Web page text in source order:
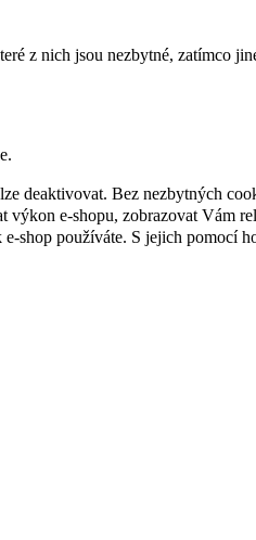
z nich jsou nezbytné, zatímco
deaktivovat. Bez nezbytných
výkon e-shopu, zobrazovat Vám
shop používáte. S jejich pomocí